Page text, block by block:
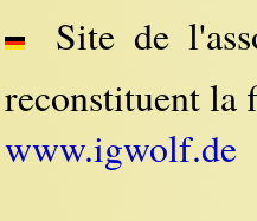
Site de
reconstituent
www.igwolf.de